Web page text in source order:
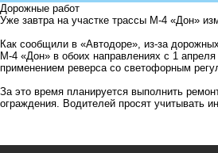
Дорожные работ
Уже завтра на участке трассы М-4 «Дон»
Как сообщили в «Автодоре», из-за
М-4 «Дон» в обоих направлениях с 1
применением реверса со светофорным
За это время планируется выполнить
ограждения. Водителей просят учитывать